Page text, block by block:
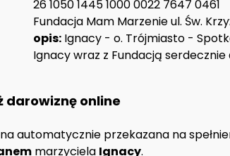
26 1050 1445 1000 0022 7647 0461
Fundacja Mam Marzenie ul. Św.
opis: Ignacy - o. Trójmiasto -
Ignacy wraz z Fundacją serdecznie
darowiznę online
automatycznie przekazana na
marzyciela Ignacy.